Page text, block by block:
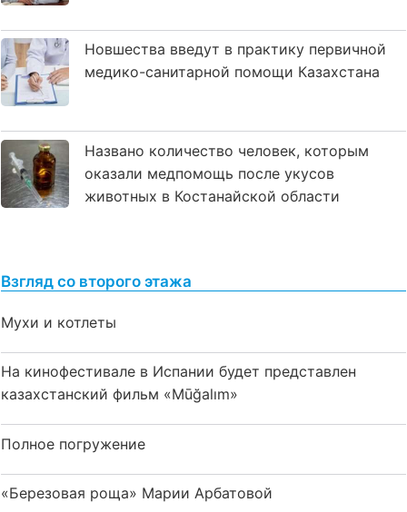
Новшества введут в практику первичной
медико-санитарной помощи Казахстана
Названо количество человек, которым
оказали медпомощь после укусов
животных в Костанайской области
Взгляд со второго этажа
Мухи и котлеты
На кинофестивале в Испании будет представлен
казахстанский фильм «Mūğalım»
Полное погружение
«Березовая роща» Марии Арбатовой